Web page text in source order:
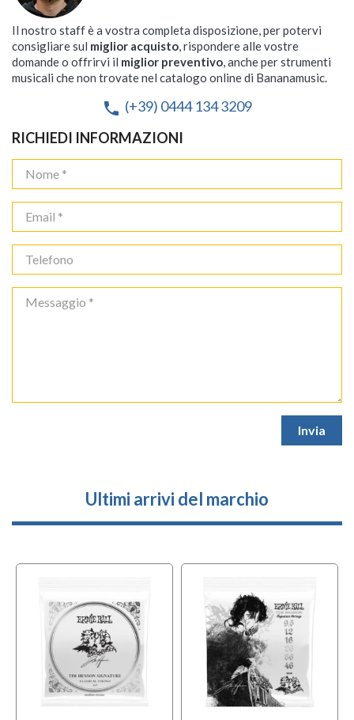
Il nostro staff è a vostra completa disposizione, per potervi
consigliare sul miglior acquisto, rispondere alle vostre
domande o offrirvi il miglior preventivo, anche per strumenti
musicali che non trovate nel catalogo online di Bananamusic.
phone (+39) 0444 134 3209
RICHIEDI INFORMAZIONI
Ultimi arrivi del marchio